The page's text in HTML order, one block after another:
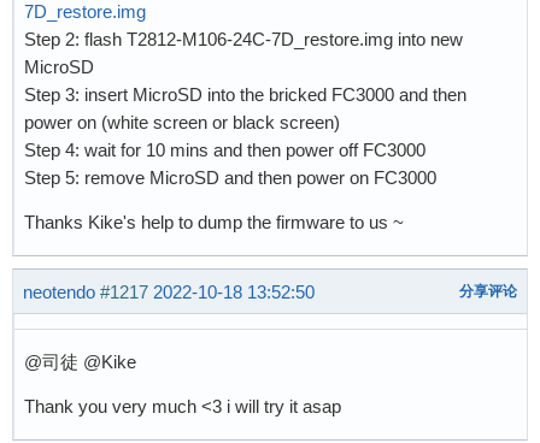
7D_restore.img
Step 2: flash T2812-M106-24C-7D_restore.img into new
MicroSD
Step 3: insert MicroSD into the bricked FC3000 and then
power on (white screen or black screen)
Step 4: wait for 10 mins and then power off FC3000
Step 5: remove MicroSD and then power on FC3000
Thanks Kike's help to dump the firmware to us ~
neotendo #1217 2022-10-18 13:52:50 分享评论
@司徒 @Kike
Thank you very much <3 i will try it asap